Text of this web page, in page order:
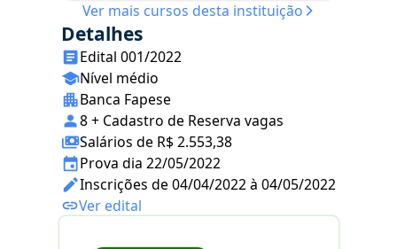
Ver mais cursos desta instituição
Detalhes
Edital 001/2022
Nível médio
Banca Fapese
8 + Cadastro de Reserva vagas
Salários de R$ 2.553,38
Prova dia 22/05/2022
Inscrições de 04/04/2022 à 04/05/2022
Ver edital